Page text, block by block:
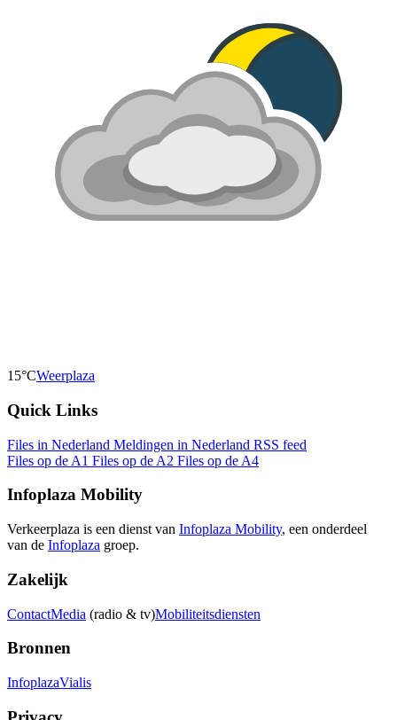
15°CWeerplaza
Quick Links
Files in Nederland Meldingen in Nederland RSS feed
Files op de A1 Files op de A2 Files op de A4
Infoplaza Mobility
Verkeerplaza is een dienst van Infoplaza Mobility, een onderdeel
van de Infoplaza groep.
Zakelijk
ContactMedia (radio & tv)Mobiliteitsdiensten
Bronnen
InfoplazaVialis